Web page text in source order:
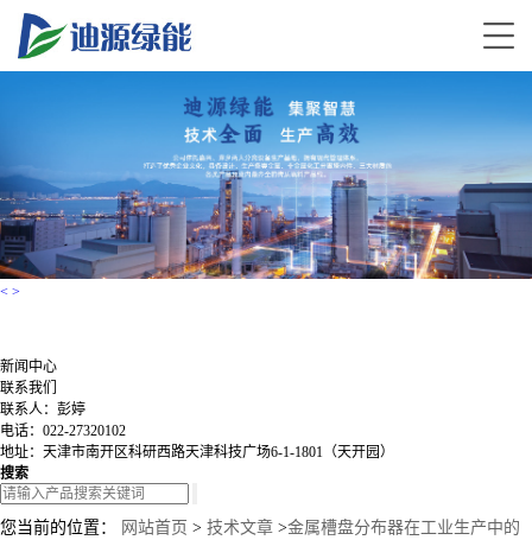
< >
新闻中心
联系我们
联系人：彭婷
电话：022-27320102
地址：天津市南开区科研西路天津科技广场6-1-1801（天开园）
搜索
您当前的位置： 网站首页 > 技术文章 >金属槽盘分布器在工业生产中的